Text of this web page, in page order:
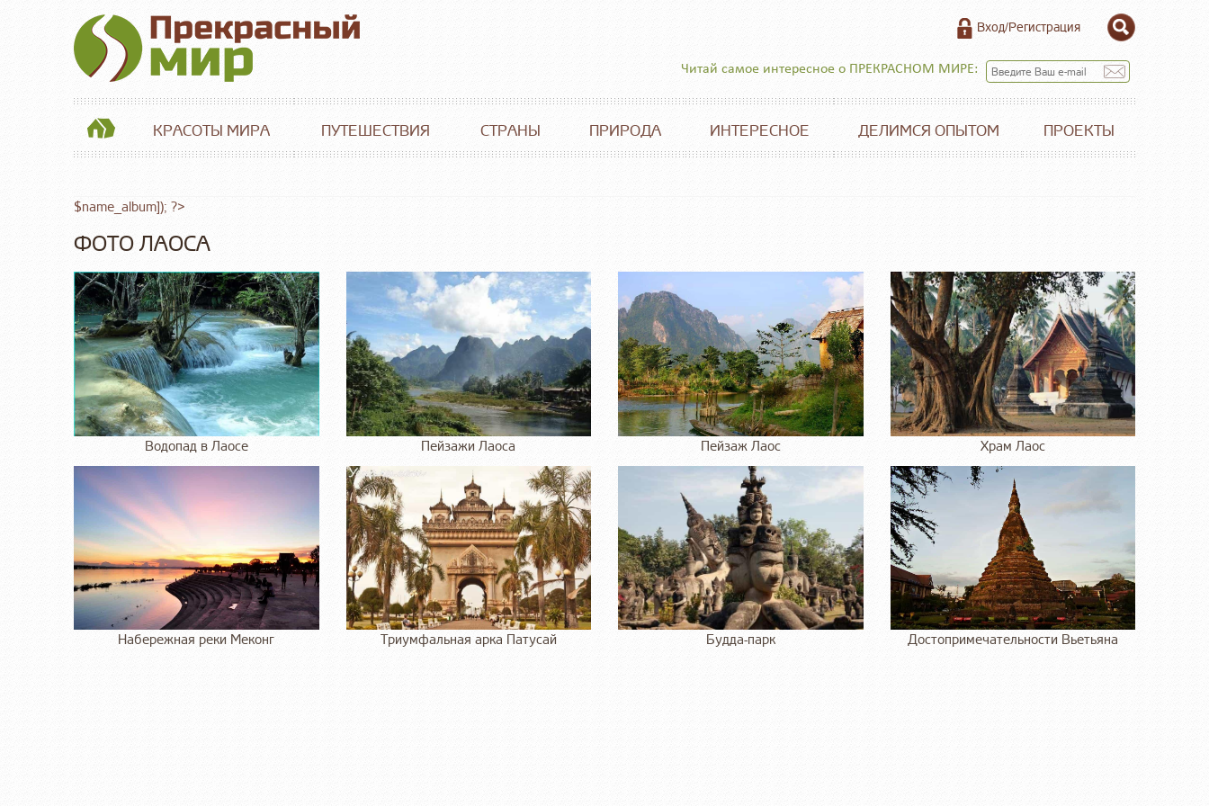
Вход/Регистрация
Читай самое интересное о ПРЕКРАСНОМ МИРЕ:
КРАСОТЫ МИРА ПУТЕШЕСТВИЯ СТРАНЫ ПРИРОДА ИНТЕРЕСНОЕ ДЕЛИМСЯ ОПЫТОМ ПРОЕКТЫ
$name_album]); ?>
ФОТО ЛАОСА
Водопад в Лаосе Пейзажи Лаоса Пейзаж Лаос Храм Лаос
Набережная реки Меконг Триумфальная арка Патусай Будда-парк Достопримечательности Вьетьяна